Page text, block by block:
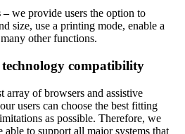
–we provide users the option to
size, use a printing mode, enable a
other functions.
technology compatibility
array of browsers and assistive
users can choose the best fitting
as possible. Therefore, we
to support all major systems that